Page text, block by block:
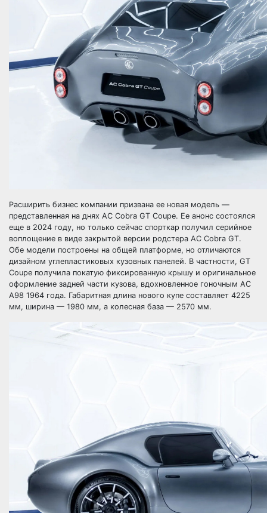
Расширить бизнес компании призвана ее новая модель —
представленная на днях AC Cobra GT Coupe. Ее анонс состоялся
еще в 2024 году, но только сейчас спорткар получил серийное
воплощение в виде закрытой версии родстера AC Cobra GT.
Обе модели построены на общей платформе, но отличаются
дизайном углепластиковых кузовных панелей. В частности, GT
Coupe получила покатую фиксированную крышу и оригинальное
оформление задней части кузова, вдохновленное гоночным AC
A98 1964 года. Габаритная длина нового купе составляет 4225
мм, ширина — 1980 мм, а колесная база — 2570 мм.